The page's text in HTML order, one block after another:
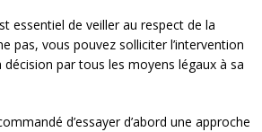
essentiel de veiller au respect de la
pas, vous pouvez solliciter l’intervention
par tous les moyens légaux à sa
d’essayer d’abord une approche